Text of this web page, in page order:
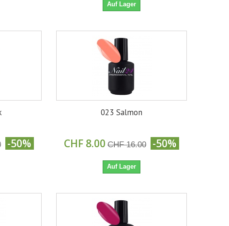
Auf Lager
-50%
023 Salmon
CHF 8.00 CHF 16.00 -50%
Auf Lager